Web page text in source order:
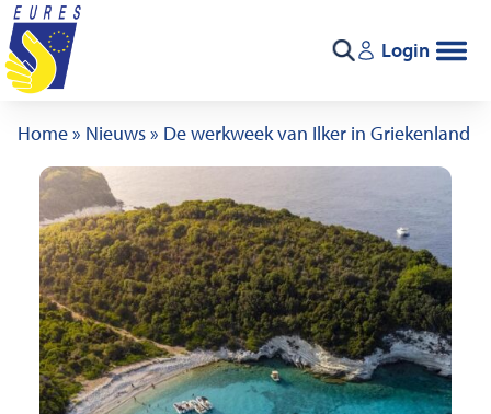
Ga naar de inhoud
Login
Home» Nieuws» De werkweek van Ilker in Griekenland